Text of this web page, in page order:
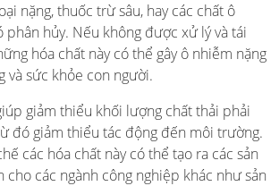
nặng, thuốc trừ sâu, hay các chất ô
hủy. Nếu không được xử lý và tái
hóa chất này có thể gây ô nhiễm nặng
và sức khỏe con người.
giảm thiểu khối lượng chất thải phải
đó giảm thiểu tác động đến môi trường.
các hóa chất này có thể tạo ra các sản
các ngành công nghiệp khác như sản